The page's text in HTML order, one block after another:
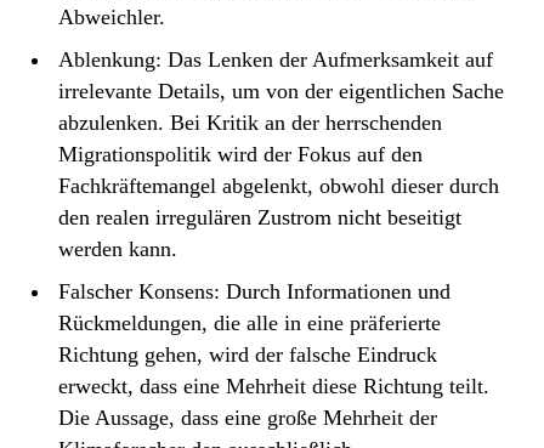
Abweichler.
Ablenkung: Das Lenken der Aufmerksamkeit auf
irrelevante Details, um von der eigentlichen Sache
abzulenken. Bei Kritik an der herrschenden
Migrationspolitik wird der Fokus auf den
Fachkräftemangel abgelenkt, obwohl dieser durch
den realen irregulären Zustrom nicht beseitigt
werden kann.
Falscher Konsens: Durch Informationen und
Rückmeldungen, die alle in eine präferierte
Richtung gehen, wird der falsche Eindruck
erweckt, dass eine Mehrheit diese Richtung teilt.
Die Aussage, dass eine große Mehrheit der